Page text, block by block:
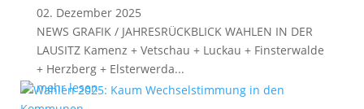
02. Dezember 2025
NEWS GRAFIK / JAHRESRÜCKBLICK WAHLEN IN DER
LAUSITZ Kamenz + Vetschau + Luckau + Finsterwalde
+ Herzberg + Elsterwerda...
mehr lesen